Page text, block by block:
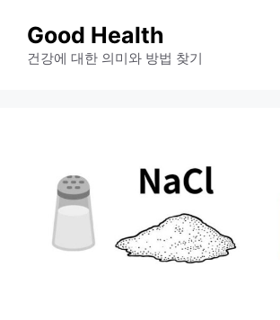
Good Health
건강에 대한 의미와 방법 찾기